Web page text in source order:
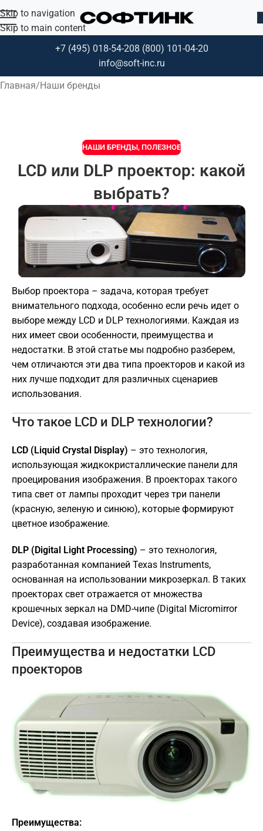
Skip to navigation
Skip to main content
+7 (495) 018-54-208 (800) 101-04-20
info@soft-inc.ru
Главная Наши бренды
НАШИ БРЕНДЫ, ПОЛЕЗНОЕ
LCD или DLP проектор: какой
выбрать?
Выбор проектора – задача, которая требует
внимательного подхода, особенно если речь идет о
выборе между LCD и DLP технологиями. Каждая из
них имеет свои особенности, преимущества и
недостатки. В этой статье мы подробно разберем,
чем отличаются эти два типа проекторов и какой из
них лучше подходит для различных сценариев
использования.
Что такое LCD и DLP технологии?
LCD (Liquid Crystal Display) – это технология,
использующая жидкокристаллические панели для
проецирования изображения. В проекторах такого
типа свет от лампы проходит через три панели
(красную, зеленую и синюю), которые формируют
цветное изображение.
DLP (Digital Light Processing) – это технология,
разработанная компанией Texas Instruments,
основанная на использовании микрозеркал. В таких
проекторах свет отражается от множества
крошечных зеркал на DMD-чипе (Digital Micromirror
Device), создавая изображение.
Преимущества и недостатки LCD
проекторов
Преимущества: